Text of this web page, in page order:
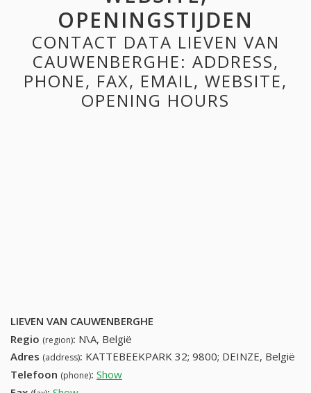
OPENINGSTIJDEN
CONTACT DATA LIEVEN VAN
CAUWENBERGHE: ADDRESS,
PHONE, FAX, EMAIL, WEBSITE,
OPENING HOURS
LIEVEN VAN CAUWENBERGHE
Regio (region): N\A, België
Adres (address): KATTEBEEKPARK 32; 9800; DEINZE, België
Telefoon (phone): Show